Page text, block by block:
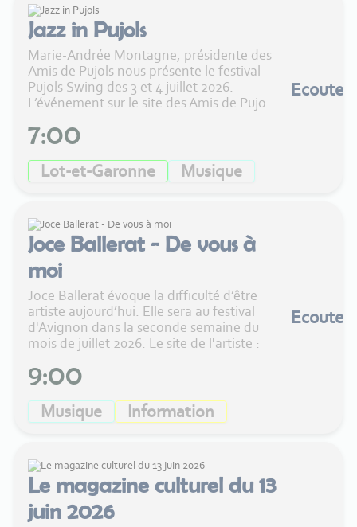
Jazz in Pujols
Marie-Andrée Montagne, présidente des
Amis de Pujols nous présente le festival
Pujols Swing des 3 et 4 juillet 2026.
L’événement sur le site des Amis de Pujo...
7:00
Lot-et-Garonne Musique
Ecouter
Joce Ballerat - De vous à
moi
Joce Ballerat évoque la difficulté d’être
artiste aujourd’hui. Elle sera au festival
d'Avignon dans la seconde semaine du
mois de juillet 2026. Le site de l'artiste :
9:00
Musique Information
Ecouter
Le magazine culturel du 13
juin 2026